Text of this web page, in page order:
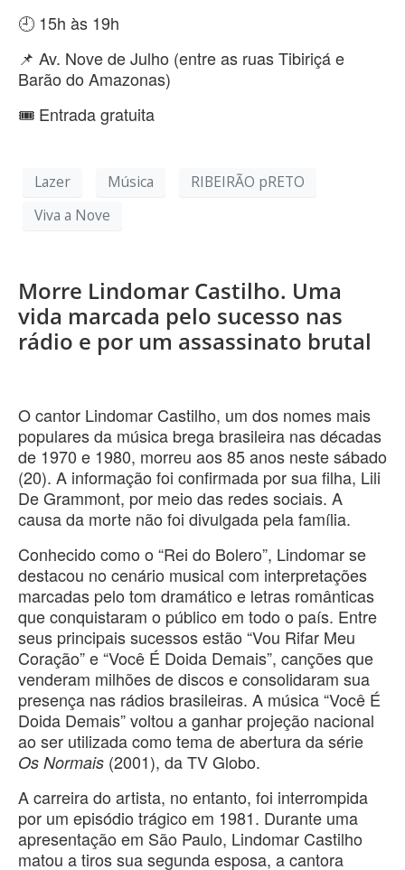
🕘 15h às 19h
📌 Av. Nove de Julho (entre as ruas Tibiriçá e
Barão do Amazonas)
🎟️ Entrada gratuita
Lazer Música
RIBEIRÃO pRETO
Viva a Nove
Morre Lindomar Castilho. Uma
vida marcada pelo sucesso nas
rádio e por um assassinato brutal
O cantor Lindomar Castilho, um dos nomes mais
populares da música brega brasileira nas décadas
de 1970 e 1980, morreu aos 85 anos neste sábado
(20). A informação foi confirmada por sua filha, Lili
De Grammont, por meio das redes sociais. A
causa da morte não foi divulgada pela família.
Conhecido como o “Rei do Bolero”, Lindomar se
destacou no cenário musical com interpretações
marcadas pelo tom dramático e letras românticas
que conquistaram o público em todo o país. Entre
seus principais sucessos estão “Vou Rifar Meu
Coração” e “Você É Doida Demais”, canções que
venderam milhões de discos e consolidaram sua
presença nas rádios brasileiras. A música “Você É
Doida Demais” voltou a ganhar projeção nacional
ao ser utilizada como tema de abertura da série
Os Normais (2001), da TV Globo.
A carreira do artista, no entanto, foi interrompida
por um episódio trágico em 1981. Durante uma
apresentação em São Paulo, Lindomar Castilho
matou a tiros sua segunda esposa, a cantora